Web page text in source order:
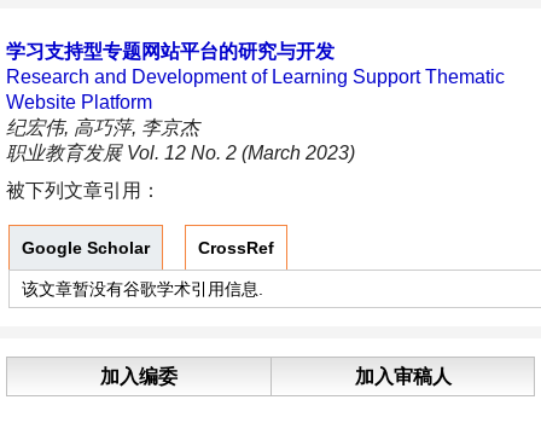
学习支持型专题网站平台的研究与开发
Research and Development of Learning Support Thematic
Website Platform
纪宏伟, 高巧萍, 李京杰
职业教育发展 Vol. 12 No. 2 (March 2023)
被下列文章引用：
Google Scholar CrossRef
该文章暂没有谷歌学术引用信息.
加入编委 加入审稿人